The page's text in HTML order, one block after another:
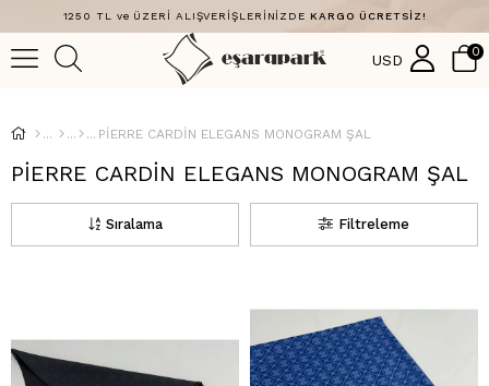
1250 TL ve ÜZERİ ALIŞVERİŞLERİNİZDE KARGO ÜCRETSİZ!
USD 0
PİERRE CARDİN ELEGANS MONOGRAM ŞAL
PİERRE CARDİN ELEGANS MONOGRAM ŞAL
Filtreleme
Sıralama